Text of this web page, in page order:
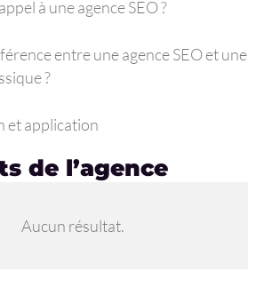
à une agence SEO ?
entre une agence SEO et une
?
et application
de l’agence
Aucun résultat.